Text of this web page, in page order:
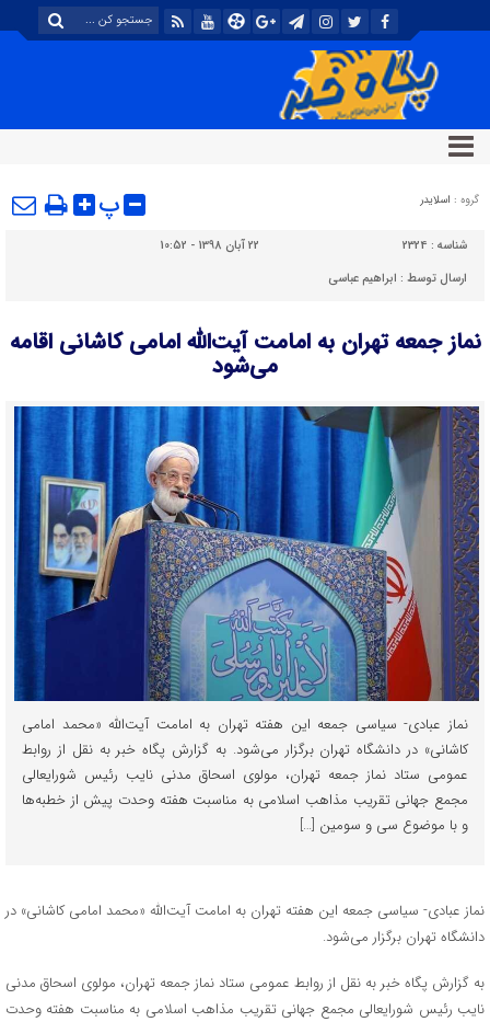
گروه : اسلایدر پ
شناسه : 2324
22 آبان 1398 - 10:52
ارسال توسط : ابراهیم عباسی
نماز جمعه تهران به امامت آیت‌الله امامی کاشانی اقامه
می‌شود
نماز عبادی- سیاسی جمعه این هفته تهران به امامت آیت‌الله «محمد امامی
کاشانی» در دانشگاه تهران برگزار می‌شود. به گزارش پگاه خبر به نقل از روابط
عمومی ستاد نماز جمعه تهران، مولوی اسحاق مدنی نایب رئیس شورایعالی
مجمع جهانی تقریب مذاهب اسلامی به مناسبت هفته وحدت پیش از خطبه‌ها
و با موضوع سی و سومین […]
نماز عبادی- سیاسی جمعه این هفته تهران به امامت آیت‌الله «محمد امامی کاشانی» در
دانشگاه تهران برگزار می‌شود.
به گزارش پگاه خبر به نقل از روابط عمومی ستاد نماز جمعه تهران، مولوی اسحاق مدنی
نایب رئیس شورایعالی مجمع جهانی تقریب مذاهب اسلامی به مناسبت هفته وحدت